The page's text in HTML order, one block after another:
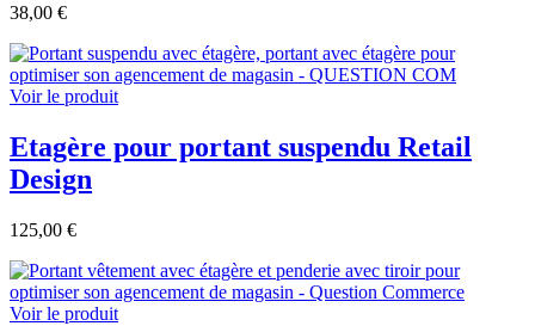
38,00 €
Voir le produit
Etagère pour portant suspendu Retail
Design
125,00 €
Voir le produit